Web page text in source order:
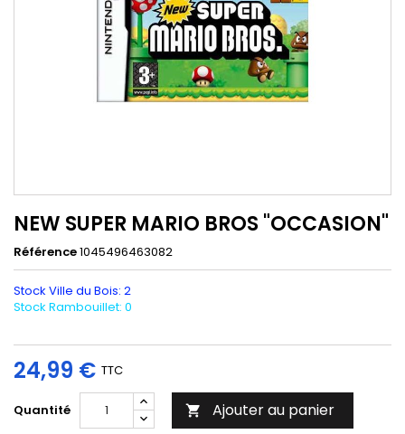
NEW SUPER MARIO BROS "OCCASION"
Référence1045496463082
Stock Ville du Bois: 2
Stock Rambouillet: 0
24,99 € TTC
Quantité  Ajouter au panier